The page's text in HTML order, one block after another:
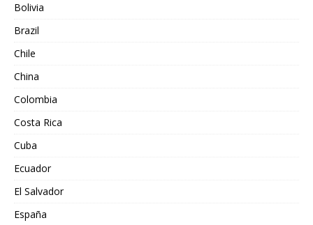
Bolivia
Brazil
Chile
China
Colombia
Costa Rica
Cuba
Ecuador
El Salvador
España